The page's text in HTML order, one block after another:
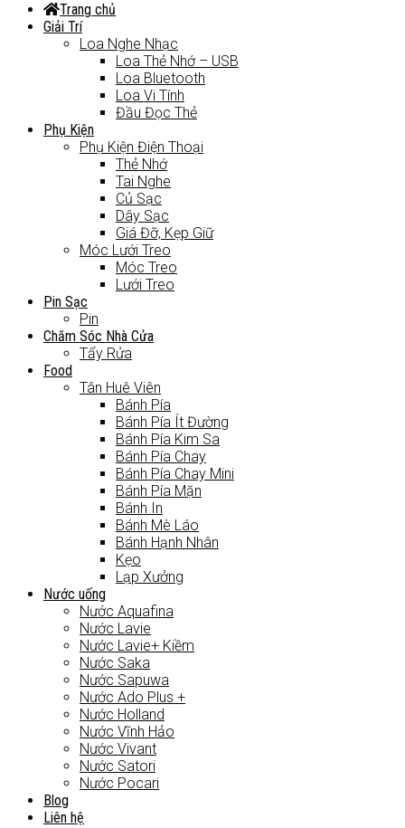
Trang chủ
Giải Trí
Loa Nghe Nhạc
Loa Thẻ Nhớ – USB
Loa Bluetooth
Loa Vi Tính
Đầu Đọc Thẻ
Phụ Kiện
Phụ Kiện Điện Thoại
Thẻ Nhớ
Tai Nghe
Củ Sạc
Dây Sạc
Giá Đỡ, Kẹp Giữ
Móc Lưới Treo
Móc Treo
Lưới Treo
Pin Sạc
Pin
Chăm Sóc Nhà Cửa
Tẩy Rửa
Food
Tân Huê Viên
Bánh Pía
Bánh Pía Ít Đường
Bánh Pía Kim Sa
Bánh Pía Chay
Bánh Pía Chay Mini
Bánh Pía Mặn
Bánh In
Bánh Mè Láo
Bánh Hạnh Nhân
Kẹo
Lạp Xưởng
Nước uống
Nước Aquafina
Nước Lavie
Nước Lavie+ Kiềm
Nước Saka
Nước Sapuwa
Nước Ado Plus +
Nước Holland
Nước Vĩnh Hảo
Nước Vivant
Nước Satori
Nước Pocari
Blog
Liên hệ